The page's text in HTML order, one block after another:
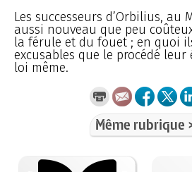
Les successeurs d’Orbilius,
aussi nouveau que peu
la férule et du fouet ; en quoi
excusables que le procédé
loi même.
Même rubrique